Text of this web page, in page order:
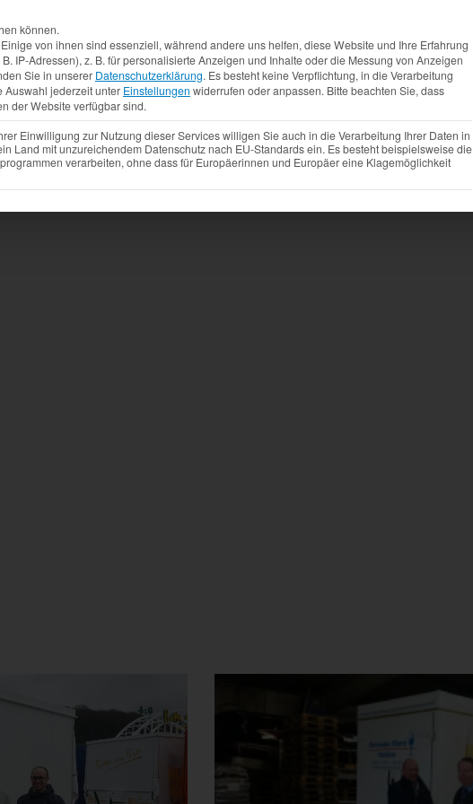
Aktuelles
können.
von ihnen sind essenziell, während andere uns helfen, diese Website und Ihre Erfahrung
IP-Adressen), z. B. für personalisierte Anzeigen und Inhalte oder die Messung von Anzeigen
Sie in unserer Datenschutzerklärung. Es besteht keine Verpflichtung, in die Verarbeitung
Auswahl jederzeit unter Einstellungen widerrufen oder anpassen. Bitte beachten Sie, dass
der Website verfügbar sind.
Einwilligung zur Nutzung dieser Services willigen Sie auch in die Verarbeitung Ihrer Daten in
Land mit unzureichendem Datenschutz nach EU-Standards ein. Es besteht beispielsweise die
verarbeiten, ohne dass für Europäerinnen und Europäer eine Klagemöglichkeit